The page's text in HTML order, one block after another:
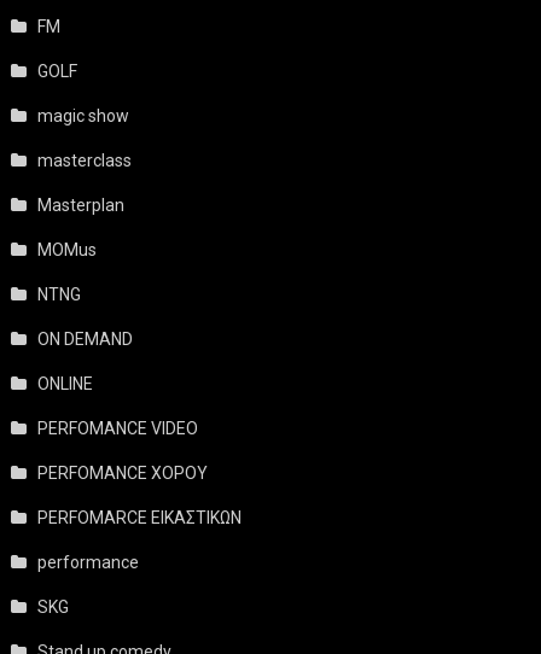
FM
GOLF
magic show
masterclass
Masterplan
MOMus
NTNG
ON DEMAND
ONLINE
PERFOMANCE VIDEO
PERFOMANCE ΧΟΡΟΥ
PERFOMARCE ΕΙΚΑΣΤΙΚΩΝ
performance
SKG